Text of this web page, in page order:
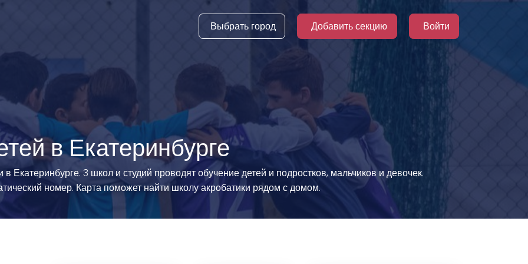
виды
спорт
спорта
Выбрать город Добавить секцию Войти
в Екатеринбурге
Екатеринбурге. 3 школ и студий проводят обучение детей и подростков, мальчиков и девочек.
номер. Карта поможет найти школу акробатики рядом с домом.